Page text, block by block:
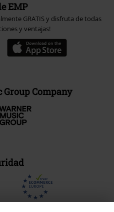
EMP
GRATIS y disfruta de todas
y ventajas!
Company